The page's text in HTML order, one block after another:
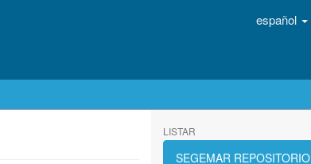
español
LISTAR
SEGEMAR REPOSITORIO